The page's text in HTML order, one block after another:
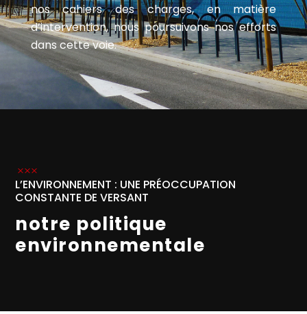
nos cahiers des charges, en matière
d’intervention, nous poursuivons nos efforts
dans cette voie.
L’ENVIRONNEMENT : UNE PRÉOCCUPATION
CONSTANTE DE VERSANT
notre politique
environnementale